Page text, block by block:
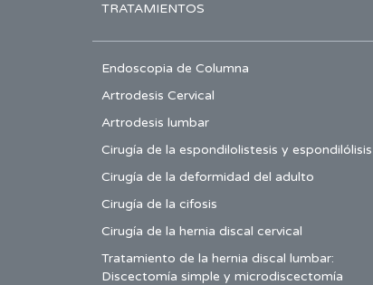
TRATAMIENTOS
Endoscopia de Columna
Artrodesis Cervical
Artrodesis lumbar
Cirugía de la espondilolistesis y espondilólisis
Cirugía de la deformidad del adulto
Cirugía de la cifosis
Cirugía de la hernia discal cervical
Tratamiento de la hernia discal lumbar:
Discectomía simple y microdiscectomía